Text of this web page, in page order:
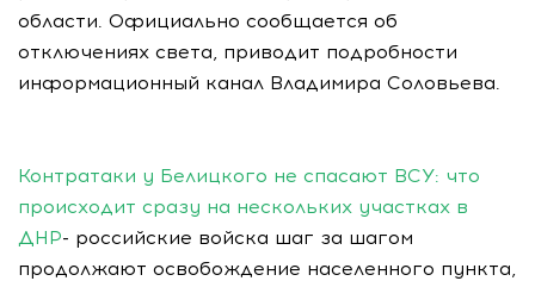
области. Официально сообщается об
отключениях света, приводит подробности
информационный канал Владимира Соловьева.
Контратаки у Белицкого не спасают ВСУ: что
происходит сразу на нескольких участках в
ДНР- российские войска шаг за шагом
продолжают освобождение населенного пункта,